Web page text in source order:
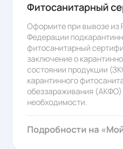
Фитосанитарный
Оформите при вывозе из
Федерации
фитосанитарный
заключение о
состоянии продукции
карантинного
обеззараживания (АКФО)
необходимости.
Подробности на